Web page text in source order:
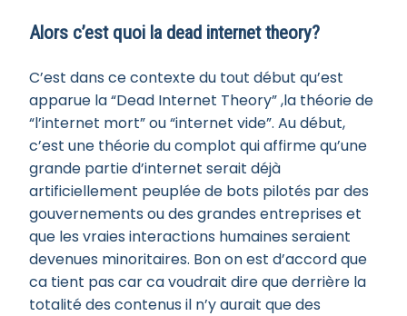
Alors c’est quoi la dead internet theory?
C’est dans ce contexte du tout début qu’est
apparue la “Dead Internet Theory” ,la théorie de
“l’internet mort” ou “internet vide”. Au début,
c’est une théorie du complot qui affirme qu’une
grande partie d’internet serait déjà
artificiellement peuplée de bots pilotés par des
gouvernements ou des grandes entreprises et
que les vraies interactions humaines seraient
devenues minoritaires. Bon on est d’accord que
ca tient pas car ca voudrait dire que derrière la
totalité des contenus il n’y aurait que des